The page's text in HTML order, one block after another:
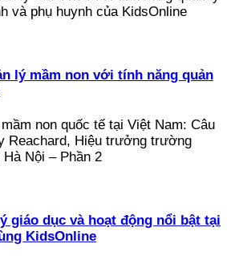
lý mầm non với tính năng quản
giáo dục và hoạt động nổi bật tại
KidsOnline